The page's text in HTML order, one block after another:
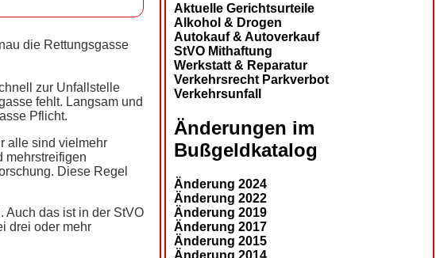
die Rettungsgasse
zur Unfallstelle
fehlt. Langsam und
Pflicht.
alle sind vielmehr
mehrstreifigen
Diese Regel
Auch das ist in der StVO
drei oder mehr
Aktuelle Gerichtsurteile
Alkohol & Drogen
Autokauf & Autoverkauf
StVO Mithaftung
Werkstatt & Reparatur
Verkehrsrecht Parkverbot
Verkehrsunfall
Änderungen im
Bußgeldkatalog
Änderung 2024
Änderung 2022
Änderung 2019
Änderung 2017
Änderung 2015
Änderung 2014